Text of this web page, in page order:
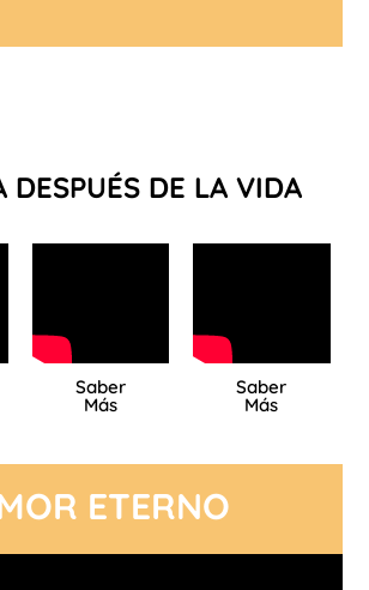
DESPUÉS DE LA VIDA
Saber
Más
Saber
Más
ETERNO